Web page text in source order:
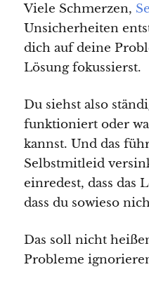
Viele Schmerzen,
Unsicherheiten
dich auf deine
Lösung fokussierst.
Du siehst also
funktioniert oder
kannst. Und das
Selbstmitleid
einredest, dass das
dass du sowieso
Das soll nicht
Probleme